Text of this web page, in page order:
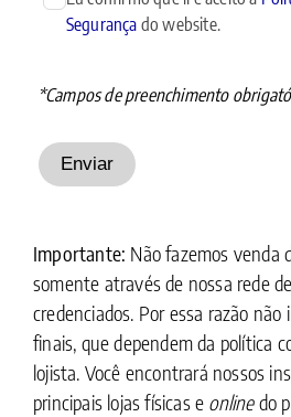
Segurança do website.
*Campos de preenchimento
Enviar
Importante: Não fazemos venda
somente através de nossa rede
credenciados. Por essa razão
finais, que dependem da política
lojista. Você encontrará nossos
principais lojas físicas e onlinedo